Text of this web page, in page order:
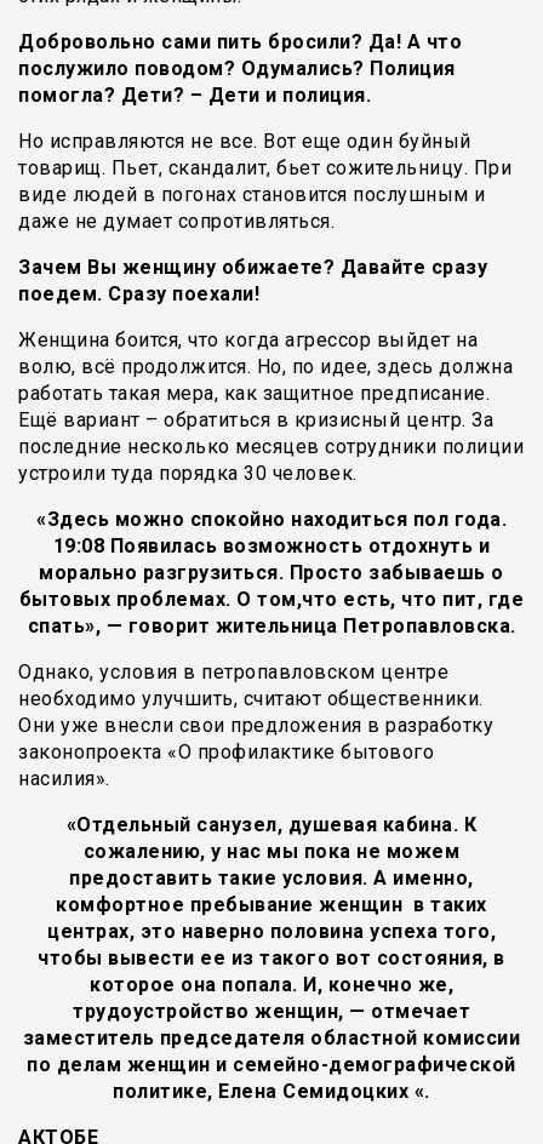
Добровольно сами пить бросили? Да! А что
послужило поводом? Одумались? Полиция
помогла? Дети? – Дети и полиция.
Но исправляются не все. Вот еще один буйный
товарищ. Пьет, скандалит, бьет сожительницу. При
виде людей в погонах становится послушным и
даже не думает сопротивляться.
Зачем Вы женщину обижаете? Давайте сразу
поедем. Сразу поехали!
Женщина боится, что когда агрессор выйдет на
волю, всё продолжится. Но, по идее, здесь должна
работать такая мера, как защитное предписание.
Ещё вариант – обратиться в кризисный центр. За
последние несколько месяцев сотрудники полиции
устроили туда порядка 30 человек.
«Здесь можно спокойно находиться пол года.
19:08 Появилась возможность отдохнуть и
морально разгрузиться. Просто забываешь о
бытовых проблемах. О том,что есть, что пит, где
спать», — говорит жительница Петропавловска.
Однако, условия в петропавловском центре
необходимо улучшить, считают общественники.
Они уже внесли свои предложения в разработку
законопроекта «О профилактике бытового
насилия».
«Отдельный санузел, душевая кабина. К
сожалению, у нас мы пока не можем
предоставить такие условия. А именно,
комфортное пребывание женщин в таких
центрах, это наверно половина успеха того,
чтобы вывести ее из такого вот состояния, в
которое она попала. И, конечно же,
трудоустройство женщин, — отмечает
заместитель председателя областной комиссии
по делам женщин и семейно-демографической
политике, Елена Семидоцких «.
АКТОБЕ